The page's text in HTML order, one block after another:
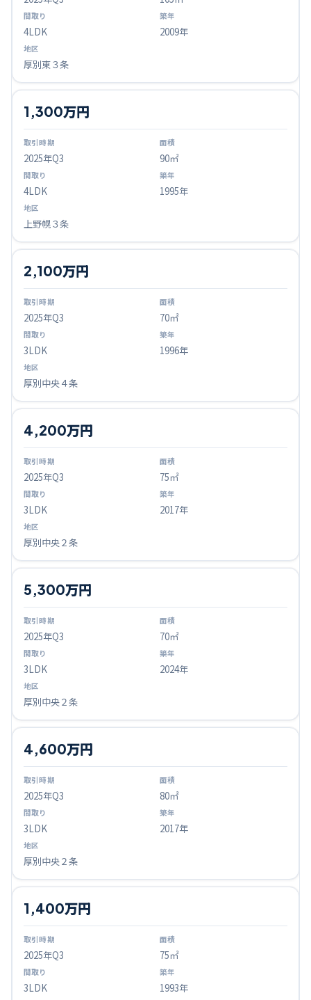
4LDK 2009年
厚別東３条
2025年Q3
1,300万円
90㎡
4LDK 1995年
上野幌３条
2025年Q3
2,100万円
70㎡
3LDK 1996年
厚別中央４条
2025年Q3
4,200万円
75㎡
3LDK 2017年
厚別中央２条
2025年Q3
5,300万円
70㎡
3LDK 2024年
厚別中央２条
2025年Q3
4,600万円
80㎡
3LDK 2017年
厚別中央２条
2025年Q3
1,400万円
75㎡
3LDK 1993年